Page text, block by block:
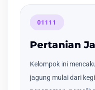
01111
Pertanian
Kelompok ini
jagung mulai dari